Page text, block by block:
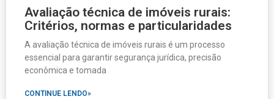
Avaliação técnica de imóveis rurais:
Critérios, normas e particularidades
A avaliação técnica de imóveis rurais é um processo
essencial para garantir segurança jurídica, precisão
econômica e tomada
CONTINUE LENDO»